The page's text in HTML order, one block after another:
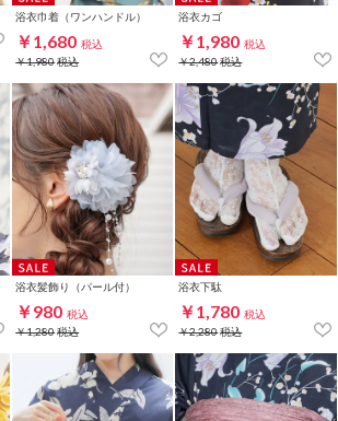
浴衣巾着（ワンハンドル）
￥1,680 税込
￥1,980税込
浴衣カゴ
￥1,980 税込
￥2,480税込
浴衣髪飾り（パール付）
￥980 税込
￥1,280税込
浴衣下駄
￥1,780 税込
￥2,280税込